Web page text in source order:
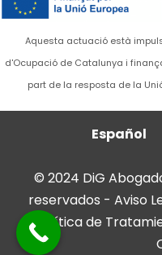
Aquesta actuació està
d'Ocupació de Catalunya i
part de la resposta de la
Español
© 2024 DiG
reservados - Aviso
Política de